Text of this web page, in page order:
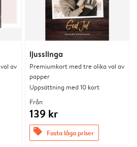
av
ljusslinga
Premiumkort med tre olika val av
papper
Uppsättning med 10 kort
Från
139 kr
offers Fasta låga priser